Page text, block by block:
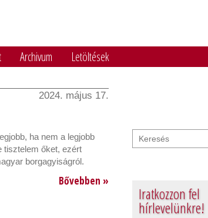
Archivum Letöltések
2024. május 17.
ha nem a legjobb
tisztelem őket, ezért
borgagyiságról.
Bővebben »
Iratkozzon fel
hírlevelünkre!